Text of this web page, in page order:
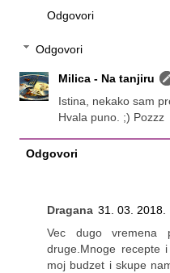
Odgovori
Odgovori
Milica - Na tanjiru
Istina, nekako sam
Hvala puno. ;) Pozzz
Odgovori
Dragana 31. 03. 2018.
Vec dugo
druge.Mnoge recepte
moj budzet i skupe